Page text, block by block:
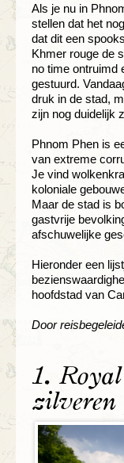
Als je nu in
stellen dat het
dat dit een
Khmer rouge de
no time ontruimd
gestuurd.
druk in de stad,
zijn nog duidelijk
Phnom Phen is
van extreme
Je vind
koloniale
Maar de stad is
gastvrije
afschuwelijke
Hieronder een
hoofdstad van
Door
1.
zilveren